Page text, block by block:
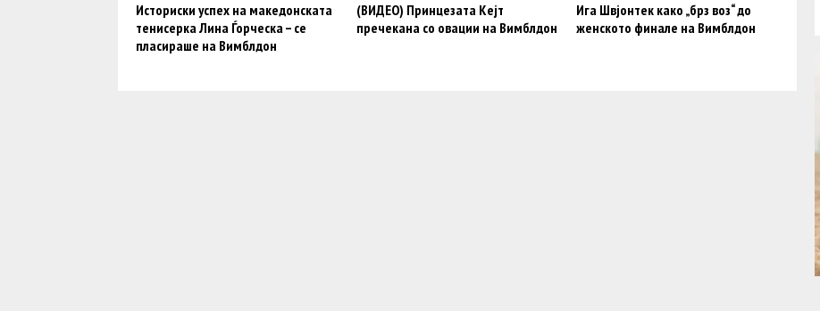
Историски успех на македонската
тенисерка Лина Ѓорческа – се
пласираше на Вимблдон
(ВИДЕО) Принцезата Кејт
пречекана со овации на Вимблдон
Ига Швјонтек како „брз воз“ до
женското финале на Вимблдон